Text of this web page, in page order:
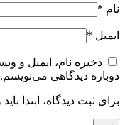
نام *
ایمیل *
ذخیره نام، ایمیل و
دوباره دیدگاهی می‌نویسم.
برای ثبت دیدگاه، ابتدا